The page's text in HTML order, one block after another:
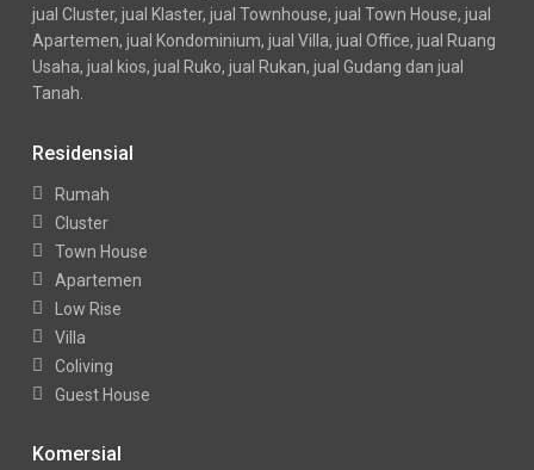
jual Cluster, jual Klaster, jual Townhouse, jual Town House, jual
Apartemen, jual Kondominium, jual Villa, jual Office, jual Ruang
Usaha, jual kios, jual Ruko, jual Rukan, jual Gudang dan jual
Tanah.
Residensial
Rumah
Cluster
Town House
Apartemen
Low Rise
Villa
Coliving
Guest House
Komersial